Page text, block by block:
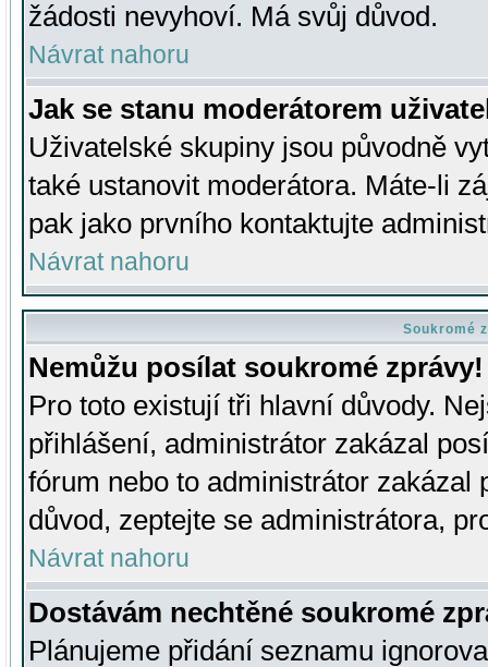
žádosti nevyhoví. Má svůj důvod.
Návrat nahoru
Jak se stanu moderátorem
Uživatelské skupiny jsou původně
také ustanovit moderátora. Máte-li
pak jako prvního kontaktujte
Návrat nahoru
Soukromé
Nemůžu posílat soukromé zprávy!
Pro toto existují tři hlavní důvody.
přihlášení, administrátor zakázal
fórum nebo to administrátor zakázal
důvod, zeptejte se administrátora,
Návrat nahoru
Dostávám nechtěné soukromé
Plánujeme přidání seznamu